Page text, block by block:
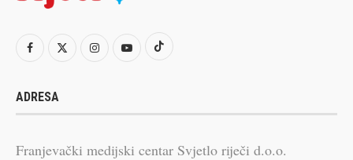
ADRESA
Franjevački medijski centar Svjetlo riječi d.o.o.